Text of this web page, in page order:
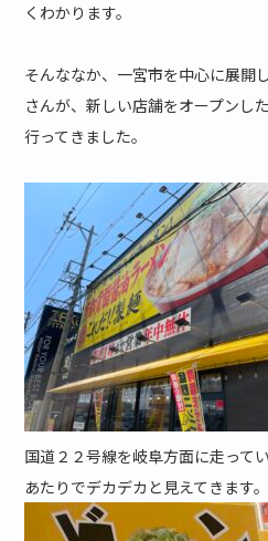
くわかります。
そんななか、一宮市を中心に展開
さんが、新しい店舗をオープンし
行ってきました。
国道２２号線を岐阜方面に走って
あたりでデカデカと見えてきます。